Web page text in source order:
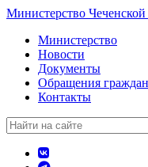
Министерство
Министерство
Новости
Документы
Обращения граждан
Контакты